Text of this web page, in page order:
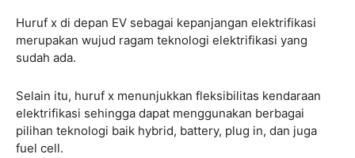
Huruf x di depan EV sebagai kepanjangan elektrifikasi
merupakan wujud ragam teknologi elektrifikasi yang
sudah ada.
Selain itu, huruf x menunjukkan fleksibilitas kendaraan
elektrifikasi sehingga dapat menggunakan berbagai
pilihan teknologi baik hybrid, battery, plug in, dan juga
fuel cell.